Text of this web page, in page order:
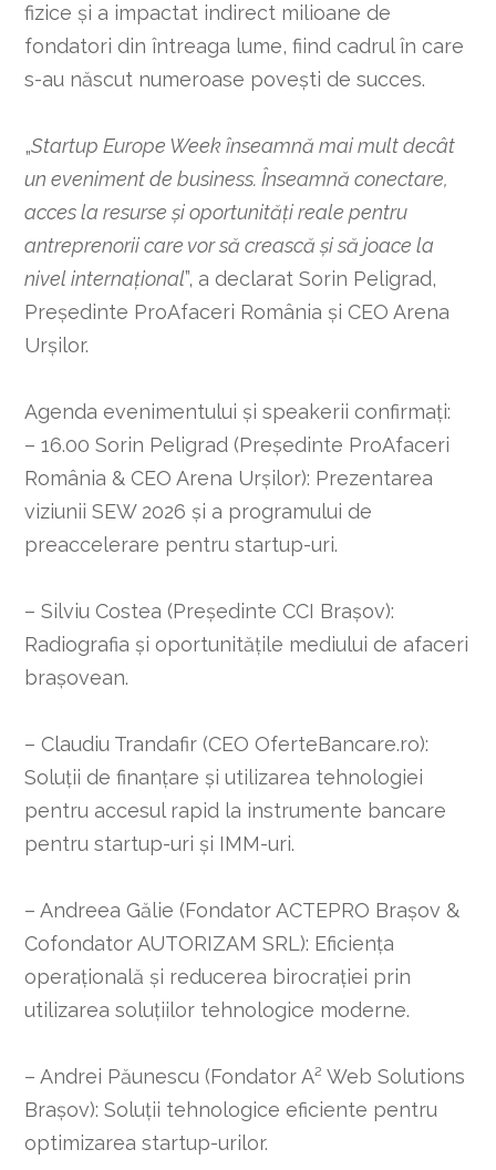
fizice și a impactat indirect milioane de
fondatori din întreaga lume, fiind cadrul în care
s-au născut numeroase povești de succes.
„Startup Europe Week înseamnă mai mult decât
un eveniment de business. Înseamnă conectare,
acces la resurse și oportunități reale pentru
antreprenorii care vor să crească și să joace la
nivel internațional”, a declarat Sorin Peligrad,
Președinte ProAfaceri România și CEO Arena
Urșilor.
Agenda evenimentului și speakerii confirmați:
– 16.00 Sorin Peligrad (Președinte ProAfaceri
România & CEO Arena Urșilor): Prezentarea
viziunii SEW 2026 și a programului de
preaccelerare pentru startup-uri.
– Silviu Costea (Președinte CCI Brașov):
Radiografia și oportunitățile mediului de afaceri
brașovean.
– Claudiu Trandafir (CEO OferteBancare.ro):
Soluții de finanțare și utilizarea tehnologiei
pentru accesul rapid la instrumente bancare
pentru startup-uri și IMM-uri.
– Andreea Gălie (Fondator ACTEPRO Brașov &
Cofondator AUTORIZAM SRL): Eficiența
operațională și reducerea birocrației prin
utilizarea soluțiilor tehnologice moderne.
– Andrei Păunescu (Fondator A² Web Solutions
Brașov): Soluții tehnologice eficiente pentru
optimizarea startup-urilor.